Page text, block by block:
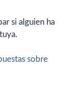
si alguien ha
sobre